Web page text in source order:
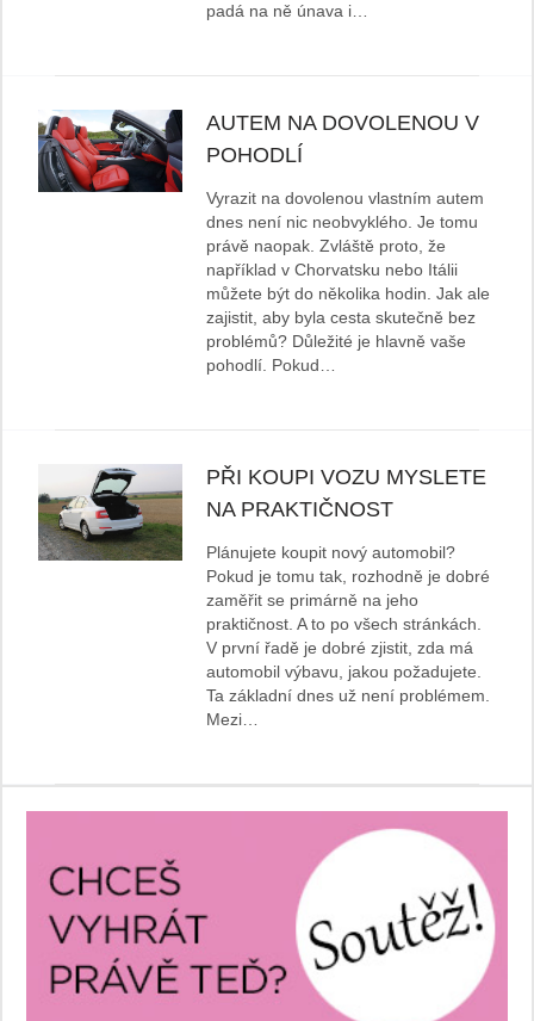
padá na ně únava i…
AUTEM NA DOVOLENOU V
POHODLÍ
Vyrazit na dovolenou vlastním autem
dnes není nic neobvyklého. Je tomu
právě naopak. Zvláště proto, že
například v Chorvatsku nebo Itálii
můžete být do několika hodin. Jak ale
zajistit, aby byla cesta skutečně bez
problémů? Důležité je hlavně vaše
pohodlí. Pokud…
PŘI KOUPI VOZU MYSLETE
NA PRAKTIČNOST
Plánujete koupit nový automobil?
Pokud je tomu tak, rozhodně je dobré
zaměřit se primárně na jeho
praktičnost. A to po všech stránkách.
V první řadě je dobré zjistit, zda má
automobil výbavu, jakou požadujete.
Ta základní dnes už není problémem.
Mezi…